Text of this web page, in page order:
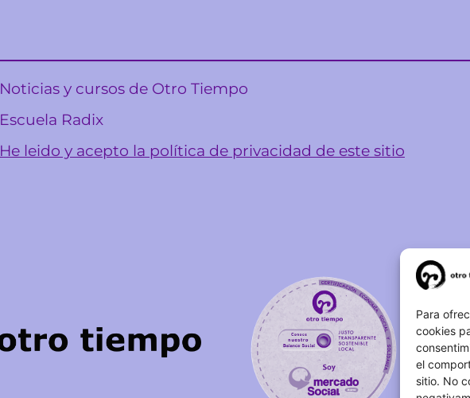
Para
cookies
el
sitio. No
Noticias y cursos de Otro Tiempo
Escuela Radix
He leido y acepto la política de privacidad de este sitio